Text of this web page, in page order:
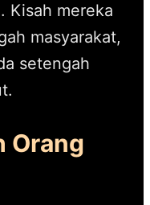
Kisah mereka
masyarakat,
setengah
Orang